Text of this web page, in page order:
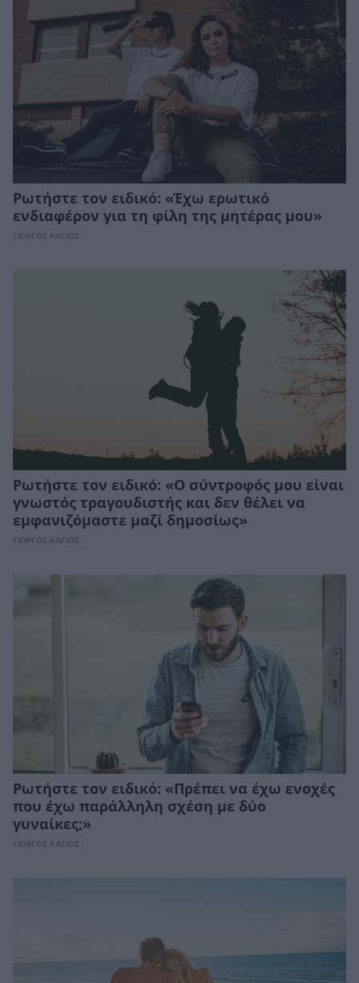
Ρωτήστε τον ειδικό: «Έχω ερωτικό
ενδιαφέρον για τη φίλη της μητέρας μου»
ΓΙΩΡΓΟΣ ΛΑΓΙΟΣ
Ρωτήστε τον ειδικό: «Ο σύντροφός μου είναι
γνωστός τραγουδιστής και δεν θέλει να
εμφανιζόμαστε μαζί δημοσίως»
ΓΙΩΡΓΟΣ ΛΑΓΙΟΣ
Ρωτήστε τον ειδικό: «Πρέπει να έχω ενοχές
που έχω παράλληλη σχέση με δύο
γυναίκες;»
ΓΙΩΡΓΟΣ ΛΑΓΙΟΣ